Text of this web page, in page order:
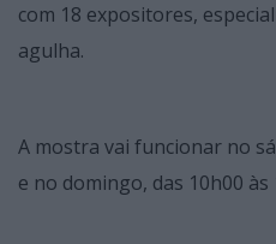
com 18 expositores,
agulha.
A mostra vai funcionar no
e no domingo, das 10h00